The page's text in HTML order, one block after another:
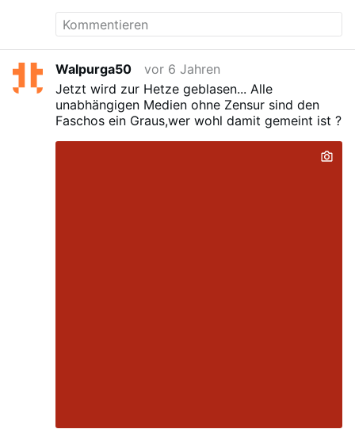
Walpurga50
vor 6 Jahren
Jetzt wird zur Hetze geblasen... Alle
unabhängigen Medien ohne Zensur sind den
Faschos ein Graus,wer wohl damit gemeint ist ?